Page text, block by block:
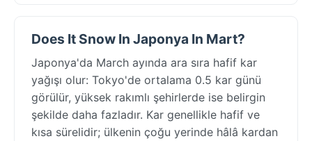
Does It Snow In Japonya In Mart?
Japonya'da March ayında ara sıra hafif kar
yağışı olur: Tokyo'de ortalama 0.5 kar günü
görülür, yüksek rakımlı şehirlerde ise belirgin
şekilde daha fazladır. Kar genellikle hafif ve
kısa sürelidir; ülkenin çoğu yerinde hâlâ kardan